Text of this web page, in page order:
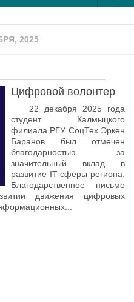
организации
2025
Цифровой волонтер
22 декабря 2025 года
студент Калмыцкого
филиала РГУ СоцТех Эркен
Баранов был отмечен
благодарностью за
значительный вклад в
развитие IT-сферы региона.
Благодарственное письмо
движения цифровых